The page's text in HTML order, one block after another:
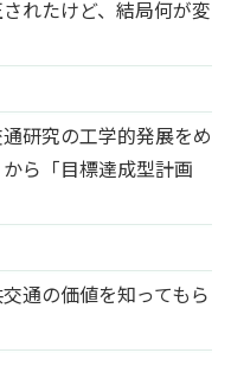
れたけど、結局何が変
研究の工学的発展をめ
ら「目標達成型計画
通の価値を知ってもら